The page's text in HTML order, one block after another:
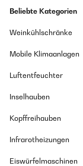
Super Ergänzung
Super Bänder. Sind
sind. Youtube gibs
zufrieden
Beliebte Kategorien
Weinkühlschränke
Mobile Klimaanlagen
Luftentfeuchter
Inselhauben
Kopffreihauben
Infrarotheizungen
Eiswürfelmaschinen